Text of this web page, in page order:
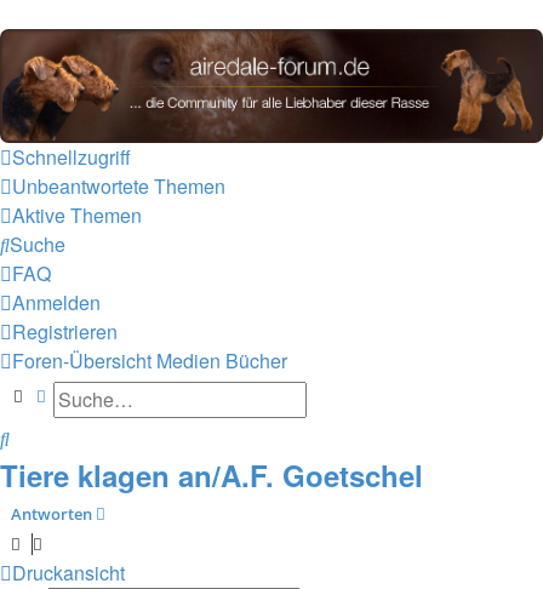
airedale-forum.de
Schnellzugriff
Unbeantwortete Themen
Aktive Themen
Suche
FAQ
Anmelden
Registrieren
Foren-Übersicht Medien Bücher
SucheErweiterte Suche
Suche
Tiere klagen an/A.F. Goetschel
Antworten
Druckansicht